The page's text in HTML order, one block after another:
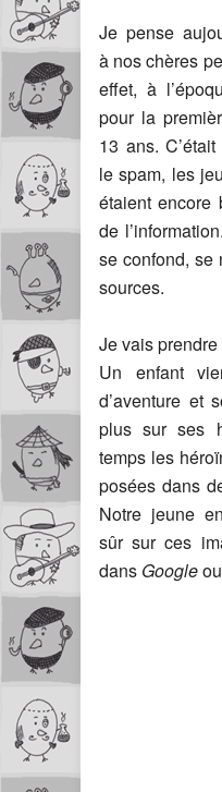
Je pense
à nos chères
effet, à
pour la
13 ans.
le spam, les
étaient encore
de
se confond, se
sources.
Je vais
Un enfant
d’aventure et
plus sur ses
temps les
posées dans
Notre jeune
sûr sur ces
dans Googleou